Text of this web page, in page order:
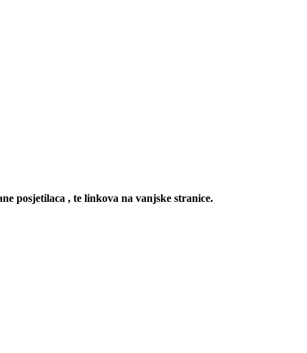
posjetilaca , te linkova na vanjske stranice.